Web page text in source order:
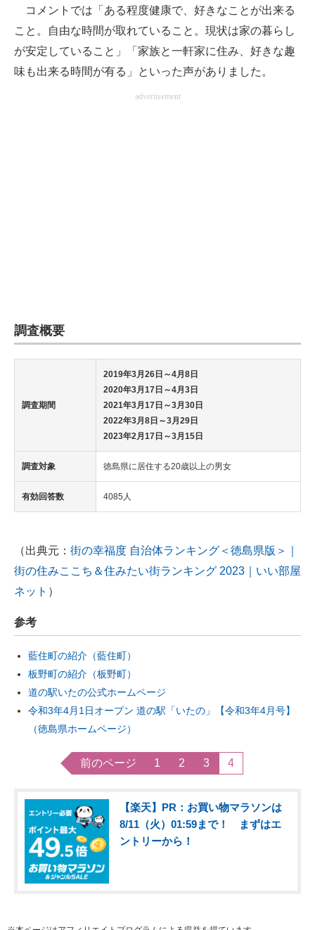
コメントでは「ある程度健康で、好きなことが出来る
こと。自由な時間が取れていること。現状は家の暮らし
が安定していること」「家族と一軒家に住み、好きな趣
味も出来る時間が有る」といった声がありました。
advertisement
調査概要
調査期間
2019年3月26日～4月8日
2020年3月17日～4月3日
2021年3月17日～3月30日
2022年3月8日～3月29日
2023年2月17日～3月15日
調査対象 徳島県に居住する20歳以上の男女
有効回答数 4085人
（出典元： 街の幸福度 自治体ランキング＜徳島県版＞｜
街の住みここち＆住みたい街ランキング 2023｜いい部屋
ネット ）
参考
藍住町の紹介（藍住町）
板野町の紹介（板野町）
道の駅いたの公式ホームページ
令和3年4月1日オープン 道の駅「いたの」【令和3年4月号】
（徳島県ホームページ）
前のページ 1 2 3 4
【楽天】PR：お買い物マラソンは
8/11（火）01:59まで！ まずはエ
ントリーから！